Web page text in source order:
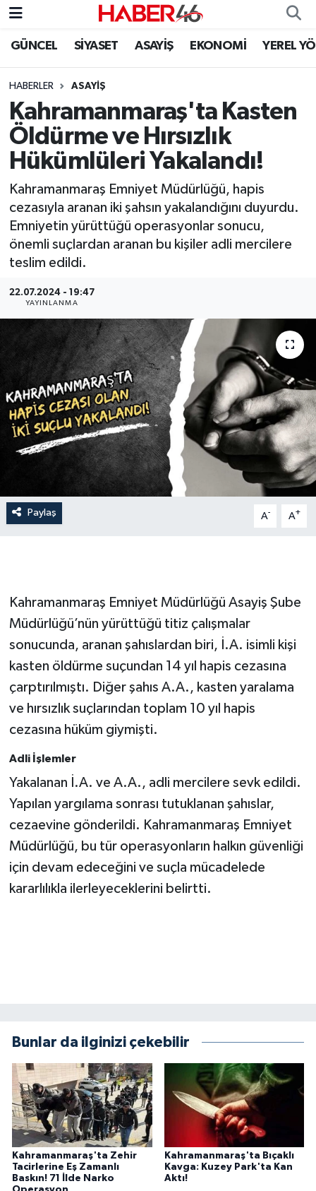
GÜNCEL SİYASET ASAYİŞ EKONOMİ YEREL
HABERLER ASAYİŞ
Kahramanmaraş'ta Kasten
Öldürme ve Hırsızlık
Hükümlüleri Yakalandı!
Kahramanmaraş Emniyet Müdürlüğü, hapis
cezasıyla aranan iki şahsın yakalandığını duyurdu.
Emniyetin yürüttüğü operasyonlar sonucu,
önemli suçlardan aranan bu kişiler adli mercilere
teslim edildi.
22.07.2024 - 19:47
YAYINLANMA
Paylaş A- A+
Kahramanmaraş Emniyet Müdürlüğü Asayiş Şube
Müdürlüğü’nün yürüttüğü titiz çalışmalar
sonucunda, aranan şahıslardan biri, İ.A. isimli kişi
kasten öldürme suçundan 14 yıl hapis cezasına
çarptırılmıştı. Diğer şahıs A.A., kasten yaralama
ve hırsızlık suçlarından toplam 10 yıl hapis
cezasına hüküm giymişti.
Adli İşlemler
Yakalanan İ.A. ve A.A., adli mercilere sevk edildi.
Yapılan yargılama sonrası tutuklanan şahıslar,
cezaevine gönderildi. Kahramanmaraş Emniyet
Müdürlüğü, bu tür operasyonların halkın güvenliği
için devam edeceğini ve suçla mücadelede
kararlılıkla ilerleyeceklerini belirtti.
Bunlar da ilginizi çekebilir
Kahramanmaraş'ta Zehir
Tacirlerine Eş Zamanlı
Baskın! 71 İlde Narko
Kahramanmaraş'ta Bıçaklı
Kavga: Kuzey Park'ta Kan
Aktı!
GÜNCEL
SİYASET
EKONOMİ
SPOR
YAŞAM
TEKNOLOJİ
SAĞLIK
EĞİTİM
İLÇE HABERLERİ
KÜLTÜR-SANAT
KSÜ
DÜNYA
ROPORTAJ
MAGAZİN
MEDYA
SEÇİM 2011
ÜÇÜNCÜ SAYFA
BİLİMNET
Yemek
SİVİL TOPLUM
SEÇİM 2014
KİM KİMDİR
MİZAH
TARİH
Genel
Politika
Nöbetçi Eczaneler
Hava Durumu
Kahramanmaraş Namaz Vakitleri
Trafik Durumu
Süper Lig Puan Durumu ve Fikstür
Tüm Manşetler
Son Dakika Haberleri
Haber Arşivi